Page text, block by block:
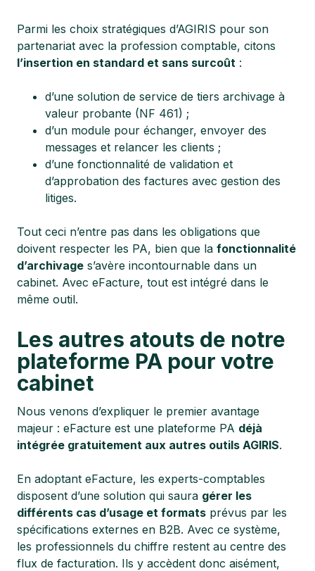
Parmi les choix stratégiques d’AGIRIS pour son
partenariat avec la profession comptable, citons
l’insertion en standard et sans surcoût :
d’une solution de service de tiers archivage à
valeur probante (NF 461) ;
d’un module pour échanger, envoyer des
messages et relancer les clients ;
d’une fonctionnalité de validation et
d’approbation des factures avec gestion des
litiges.
Tout ceci n’entre pas dans les obligations que
doivent respecter les PA, bien que la fonctionnalité
d’archivage s’avère incontournable dans un
cabinet. Avec eFacture, tout est intégré dans le
même outil.
Les autres atouts de notre
plateforme PA pour votre
cabinet
Nous venons d’expliquer le premier avantage
majeur : eFacture est une plateforme PA déjà
intégrée gratuitement aux autres outils AGIRIS.
En adoptant eFacture, les experts-comptables
disposent d’une solution qui saura gérer les
différents cas d’usage et formats prévus par les
spécifications externes en B2B. Avec ce système,
les professionnels du chiffre restent au centre des
flux de facturation. Ils y accèdent donc aisément,